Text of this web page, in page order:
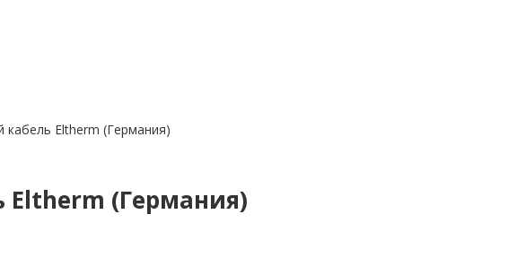
Eltherm (Германия)
(Германия)